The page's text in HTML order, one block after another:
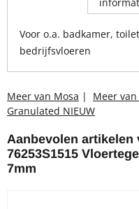
Voor o.a. badkamer,
bedrijfsvloeren
Meer van Mosa | Meer
Granulated NIEUW
Aanbevolen artikelen
76253S1515
7mm